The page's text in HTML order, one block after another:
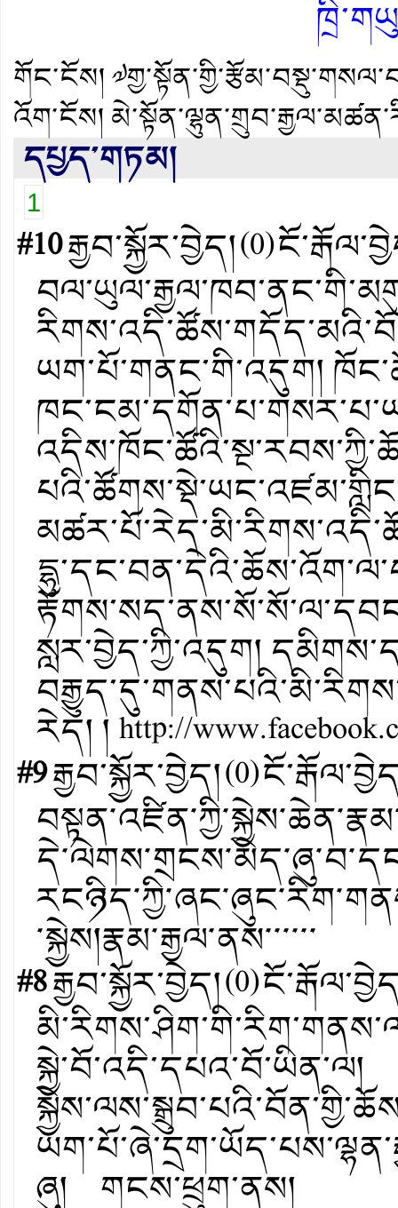
གོང་ངོས།
འོག་ངོས།
དཔྱད་གཏམ།
1
#10རྒྱབ་སྐྱོར་བྱེད།(0)
ཡག་པོ་གནང་གི་འདུག།
སླར་བྱེད་ཀྱི་འདུག།
རེད། །http://
#9རྒྱབ་སྐྱོར་བྱེད།(0)
༌སྐྱེས།རྣམ༌རྒྱལ༌ནས༌༌༌༌༌༌
#8རྒྱབ་སྐྱོར་བྱེད།(0)
ཞུ། གངས་ཕྲུག་ནས།